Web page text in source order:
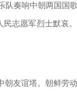
奏响中朝两国国
志愿军烈士默哀
友谊塔。朝鲜劳